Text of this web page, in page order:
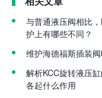
与普通液压阀相比
护上有哪些不同？
维护海德福斯插装
解析KCC旋转液压
各起什么作用